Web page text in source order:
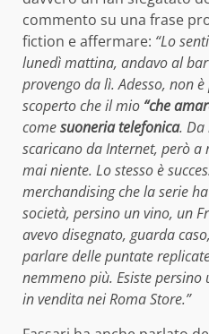
commento su una frase
fiction e affermare: “Lo
lunedì mattina, andavo al
provengo da lì. Adesso, non
scoperto che il mio “che
comesuoneria telefonica. Da
scaricano da Internet, però a
mai niente. Lo stesso è
merchandising che la serie
società, persino un vino, un
avevo disegnato, guarda
parlare delle puntate
nemmeno più. Esiste
in vendita nei Roma Store.”